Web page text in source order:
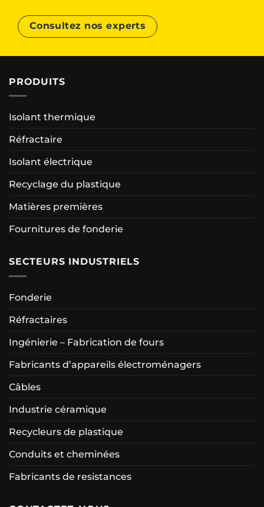
Consultez nos experts
PRODUITS
Isolant thermique
Réfractaire
Isolant électrique
Recyclage du plastique
Matières premières
Fournitures de fonderie
SECTEURS INDUSTRIELS
Fonderie
Réfractaires
Ingénierie – Fabrication de fours
Fabricants d’appareils électroménagers
Câbles
Industrie céramique
Recycleurs de plastique
Conduits et cheminées
Fabricants de resistances